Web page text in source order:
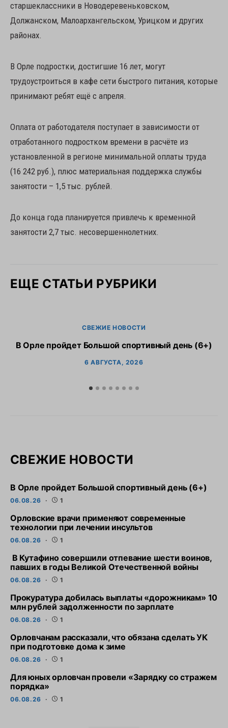
старшеклассники в Новодеревеньковском,
Должанском, Малоархангельском, Урицком и других
районах.
В Орле подростки, достигшие 16 лет, могут
трудоустроиться в кафе сети быстрого питания, которые
принимают ребят ещё с апреля.
Оплата от работодателя поступает в зависимости от
отработанного подростком времени в расчёте из
установленной в регионе минимальной оплаты труда
(16 242 руб.), плюс материальная поддержка службы
занятости – 1,5 тыс. рублей.
До конца года планируется привлечь к временной
занятости 2,7 тыс. несовершеннолетних.
ЕЩЕ СТАТЬИ РУБРИКИ
СВЕЖИЕ НОВОСТИ
В Орле пройдет Большой спортивный день (6+)
6 АВГУСТА, 2026
СВЕЖИЕ НОВОСТИ
В Орле пройдет Большой спортивный день (6+)
06.08.26 1
Орловские врачи применяют современные
технологии при лечении инсультов
06.08.26 1
В Кутафино совершили отпевание шести воинов,
павших в годы Великой Отечественной войны
06.08.26 1
Прокуратура добилась выплаты «дорожникам» 10
млн рублей задолженности по зарплате
06.08.26 1
Орловчанам рассказали, что обязана сделать УК
при подготовке дома к зиме
06.08.26 1
Для юных орловчан провели «Зарядку со стражем
порядка»
06.08.26 1